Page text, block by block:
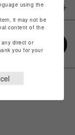
using the
it may not be
content of the
direct or
you for your